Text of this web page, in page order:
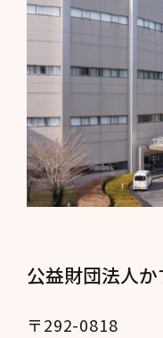
公益財団法人
〒292-0818